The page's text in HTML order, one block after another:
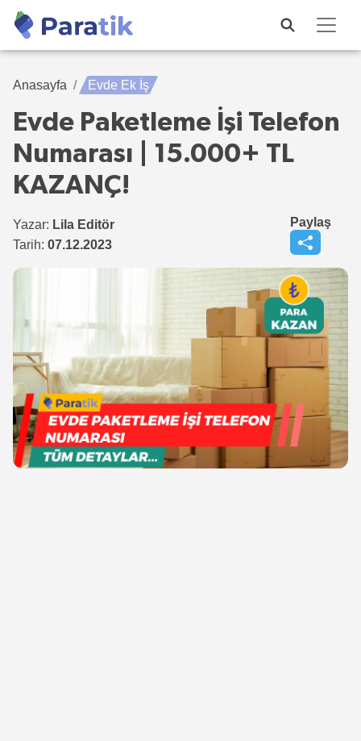
Anasayfa Evde Ek İş
Evde Paketleme İşi Telefon
Numarası | 15.000+ TL
KAZANÇ!
Yazar: Lila Editör
Tarih: 07.12.2023
Paylaş